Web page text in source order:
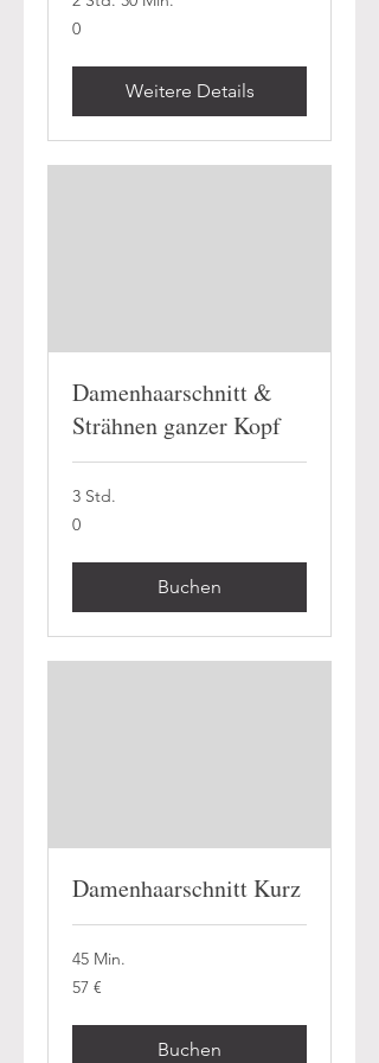
0
0
Weitere Details
Damenhaarschnitt &
Strähnen ganzer Kopf
3 Std.
0
0
Buchen
Damenhaarschnitt Kurz
45 Min.
57
Euro
57 €
Buchen